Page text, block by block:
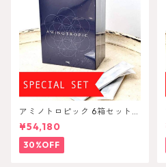
アミノトロピック 6箱セット A
minoTropic
¥54,180
30%OFF